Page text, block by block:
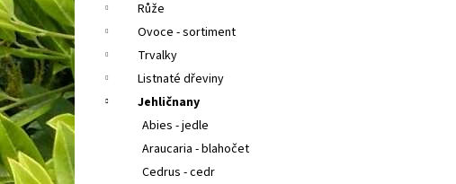
n
í
p
a
n
e
l
Růže
Ovoce - sortiment
Trvalky
Listnaté dřeviny
Jehličnany
Abies - jedle
Araucaria - blahočet
Cedrus - cedr
BUDDLEIA DAVIDII PRINCE CHARMING
DAVIDOVA